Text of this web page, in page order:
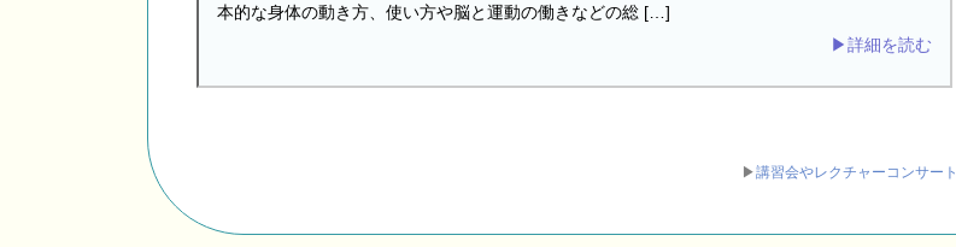
本的な身体の動き方、使い方や脳と運動の働きなどの総 […]
▶詳細を読む
▶講習会やレクチャーコンサート